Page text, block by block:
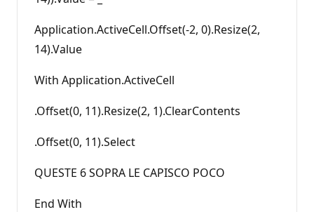
Application.ActiveCell.Offset(-2, 0).Resize(2,
14).Value
With Application.ActiveCell
.Offset(0, 11).Resize(2, 1).ClearContents
.Offset(0, 11).Select
QUESTE 6 SOPRA LE CAPISCO POCO
End With